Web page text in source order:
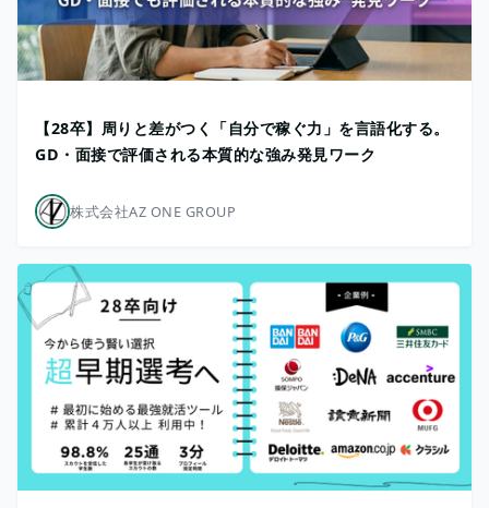
【28卒】周りと差がつく「自分で稼ぐ力」を言語化する。
GD・面接で評価される本質的な強み発見ワーク
株式会社AZ ONE GROUP